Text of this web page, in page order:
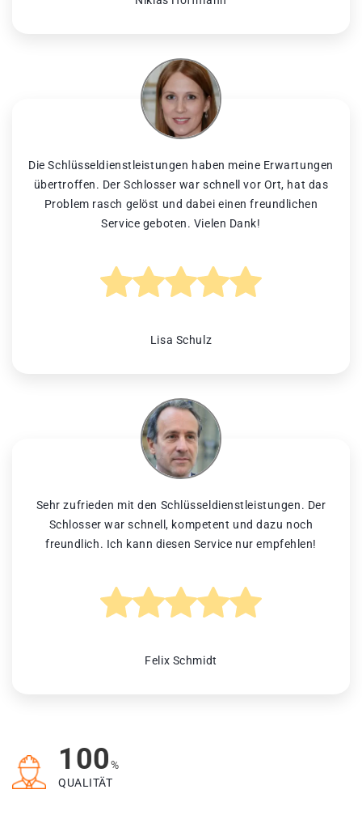
Die Schlüsseldienstleistungen haben meine Erwartungen
übertroffen. Der Schlosser war schnell vor Ort, hat das
Problem rasch gelöst und dabei einen freundlichen
Service geboten. Vielen Dank!
Lisa Schulz
Sehr zufrieden mit den Schlüsseldienstleistungen. Der
Schlosser war schnell, kompetent und dazu noch
freundlich. Ich kann diesen Service nur empfehlen!
Felix Schmidt
100%
QUALITÄT